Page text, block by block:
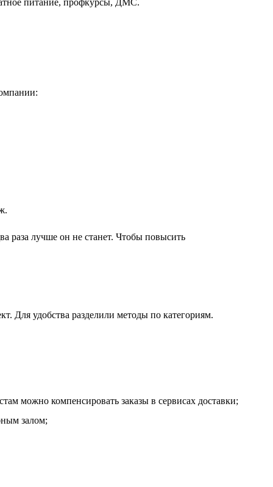
раза лучше он не станет. Чтобы повысить
Для удобства разделили методы по категориям.
можно компенсировать заказы в сервисах доставки;
залом;